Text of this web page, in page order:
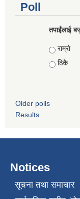
Poll
तपाईंलाई
Choices
राम्राे
ठिकै
Older polls
Results
Notices
सूचना तथा समाचार